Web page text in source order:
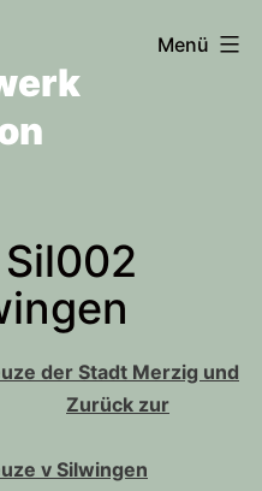
Menü
der Stadt Merzig und
Zurück zur
v Silwingen